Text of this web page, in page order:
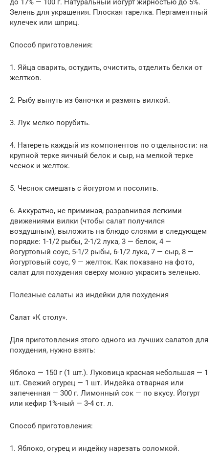
до 17% — 100 г. Натуральный йогурт жирностью до 5%.
Зелень для украшения. Плоская тарелка. Пергаментный
кулечек или шприц.
Способ приготовления:
1. Яйца сварить, остудить, очистить, отделить белки от
желтков.
2. Рыбу вынуть из баночки и размять вилкой.
3. Лук мелко порубить.
4. Натереть каждый из компонентов по отдельности: на
крупной терке яичный белок и сыр, на мелкой терке
чеснок и желток.
5. Чеснок смешать с йогуртом и посолить.
6. Аккуратно, не приминая, разравнивая легкими
движениями вилки (чтобы салат получился
воздушным), выложить на блюдо слоями в следующем
порядке: 1-1/2 рыбы, 2-1/2 лука, 3 — белок, 4 —
йогуртовый соус, 5-1/2 рыбы, 6-1/2 лука, 7 — сыр, 8 —
йогуртовый соус, 9 — желток. Как показано на фото,
салат для похудения сверху можно украсить зеленью.
Полезные салаты из индейки для похудения
Салат «К столу».
Для приготовления этого одного из лучших салатов для
похудения, нужно взять:
Яблоко — 150 г (1 шт.). Луковица красная небольшая — 1
шт. Свежий огурец — 1 шт. Индейка отварная или
запеченная — 300 г. Лимонный сок — по вкусу. Йогурт
или кефир 1%-ный — 3-4 ст. л.
Способ приготовления:
1. Яблоко, огурец и индейку нарезать соломкой.